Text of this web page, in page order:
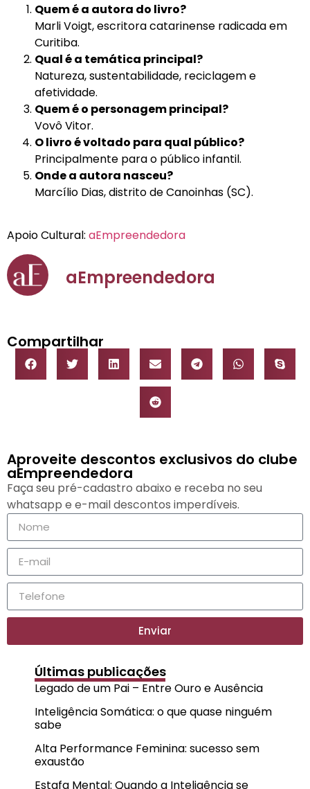
Quem é a autora do livro?
Marli Voigt, escritora catarinense radicada em
Curitiba.
Qual é a temática principal?
Natureza, sustentabilidade, reciclagem e
afetividade.
Quem é o personagem principal?
Vovô Vitor.
O livro é voltado para qual público?
Principalmente para o público infantil.
Onde a autora nasceu?
Marcílio Dias, distrito de Canoinhas (SC).
Apoio Cultural: aEmpreendedora
aEmpreendedora
Compartilhar
Aproveite descontos exclusivos do clube
aEmpreendedora
Faça seu pré-cadastro abaixo e receba no seu
whatsapp e e-mail descontos imperdíveis.
Enviar
Últimas publicações
Legado de um Pai – Entre Ouro e Ausência
Inteligência Somática: o que quase ninguém
sabe
Alta Performance Feminina: sucesso sem
exaustão
Estafa Mental: Quando a Inteligência se